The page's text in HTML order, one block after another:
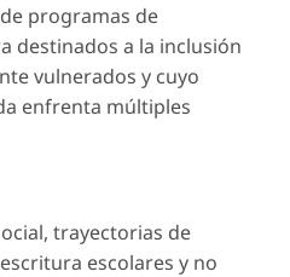
programas de
destinados a la inclusión
vulnerados y cuyo
enfrenta múltiples
, trayectorias de
escolares y no